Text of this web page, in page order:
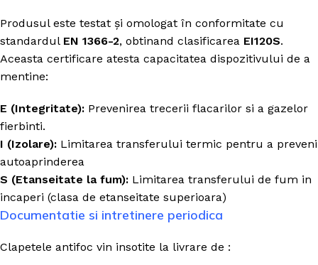
Produsul este testat și omologat în conformitate cu
standardul EN 1366-2, obtinand clasificarea EI120S.
Aceasta certificare atesta capacitatea dispozitivului de a
mentine:
E (Integritate): Prevenirea trecerii flacarilor si a gazelor
fierbinti.
I (Izolare): Limitarea transferului termic pentru a preveni
autoaprinderea
S (Etanseitate la fum): Limitarea transferului de fum in
incaperi (clasa de etanseitate superioara)
Documentatie si intretinere periodica
Clapetele antifoc vin insotite la livrare de :